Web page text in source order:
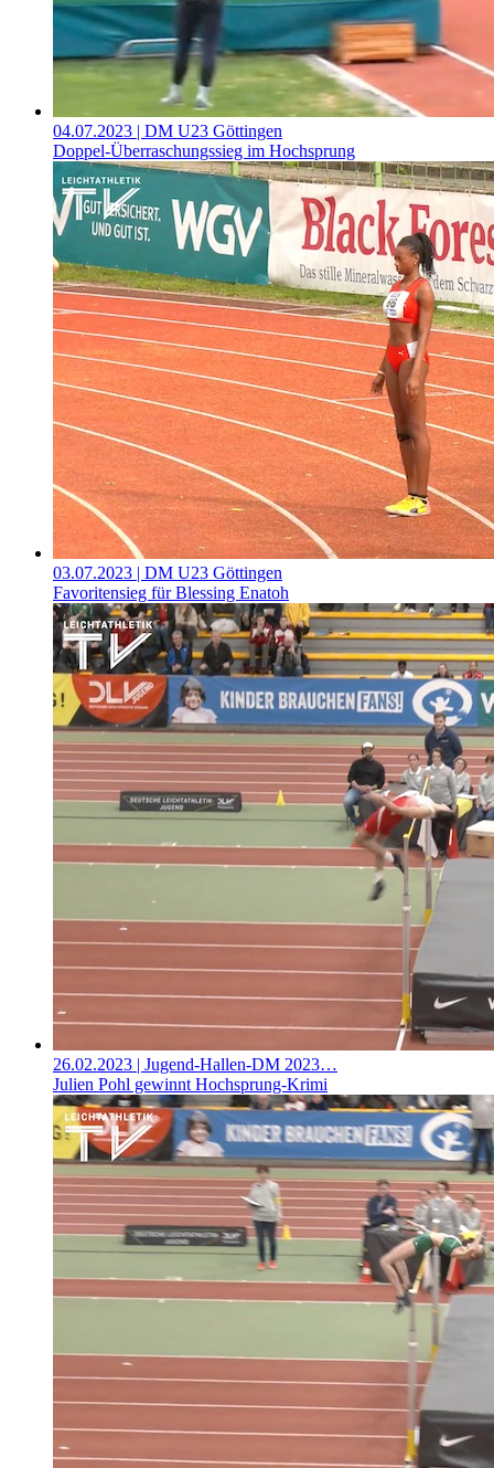
04.07.2023 | DM U23 Göttingen
Doppel-Überraschungssieg im Hochsprung
03.07.2023 | DM U23 Göttingen
Favoritensieg für Blessing Enatoh
26.02.2023 | Jugend-Hallen-DM 2023…
Julien Pohl gewinnt Hochsprung-Krimi